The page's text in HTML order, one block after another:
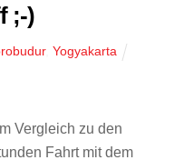
;-)
, Yogyakarta
Vergleich zu den
Fahrt mit dem